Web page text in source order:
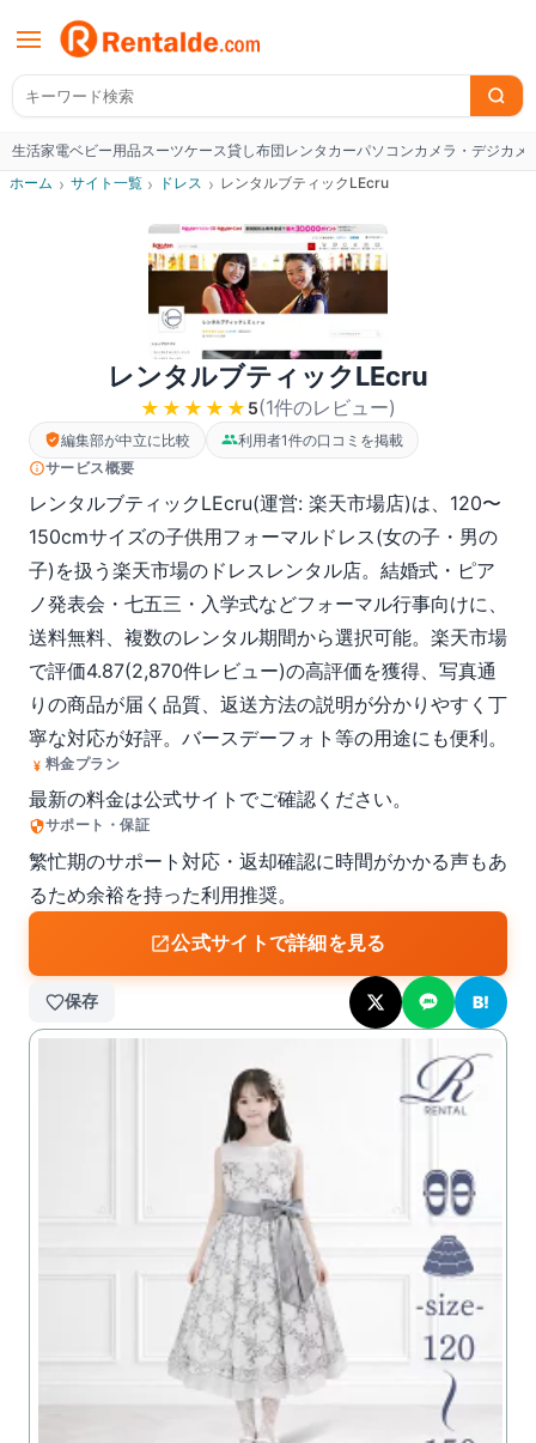
生活家電ベビー用品スーツケース貸し布団レンタカーパソコンカメラ・デジカメ
ホーム › サイト一覧 › ドレス › レンタルブティックLEcru
レンタルブティックLEcru
★★★★★ 5(1件のレビュー)
編集部が中立に比較
利用者1件の口コミを掲載
サービス概要
レンタルブティックLEcru(運営: 楽天市場店)は、120〜
150cmサイズの子供用フォーマルドレス(女の子・男の
子)を扱う楽天市場のドレスレンタル店。結婚式・ピア
ノ発表会・七五三・入学式などフォーマル行事向けに、
送料無料、複数のレンタル期間から選択可能。楽天市場
で評価4.87(2,870件レビュー)の高評価を獲得、写真通
りの商品が届く品質、返送方法の説明が分かりやすく丁
寧な対応が好評。バースデーフォト等の用途にも便利。
料金プラン
最新の料金は公式サイトでご確認ください。
サポート・保証
繁忙期のサポート対応・返却確認に時間がかかる声もあ
るため余裕を持った利用推奨。
公式サイトで詳細を見る
保存 B!